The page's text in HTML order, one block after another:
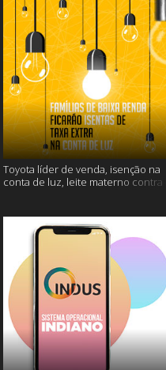
Toyota líder de venda, isenção na
conta de luz, leite materno contra o